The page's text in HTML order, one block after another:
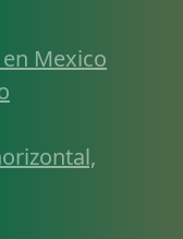
Mexico